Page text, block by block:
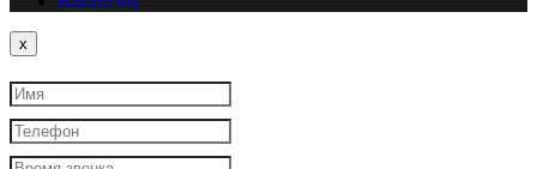
x